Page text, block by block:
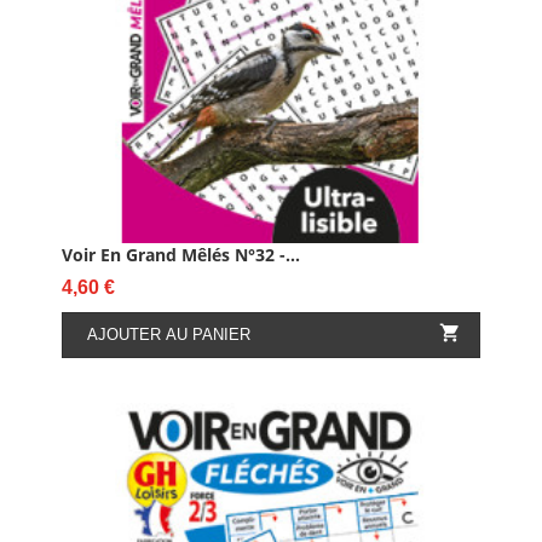
Voir En Grand Mêlés N°32 -...
Prix
4,60 €
AJOUTER AU PANIER 